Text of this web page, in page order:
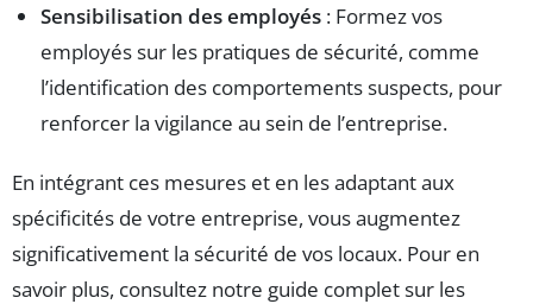
Sensibilisation des employés : Formez vos
employés sur les pratiques de sécurité, comme
l’identification des comportements suspects, pour
renforcer la vigilance au sein de l’entreprise.
En intégrant ces mesures et en les adaptant aux
spécificités de votre entreprise, vous augmentez
significativement la sécurité de vos locaux. Pour en
savoir plus, consultez notre guide complet sur les